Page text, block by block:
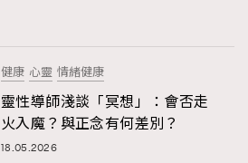
健康 心靈 情緒健康
靈性導師淺談「冥想」：會否走
火入魔？與正念有何差別？
18.05.2026